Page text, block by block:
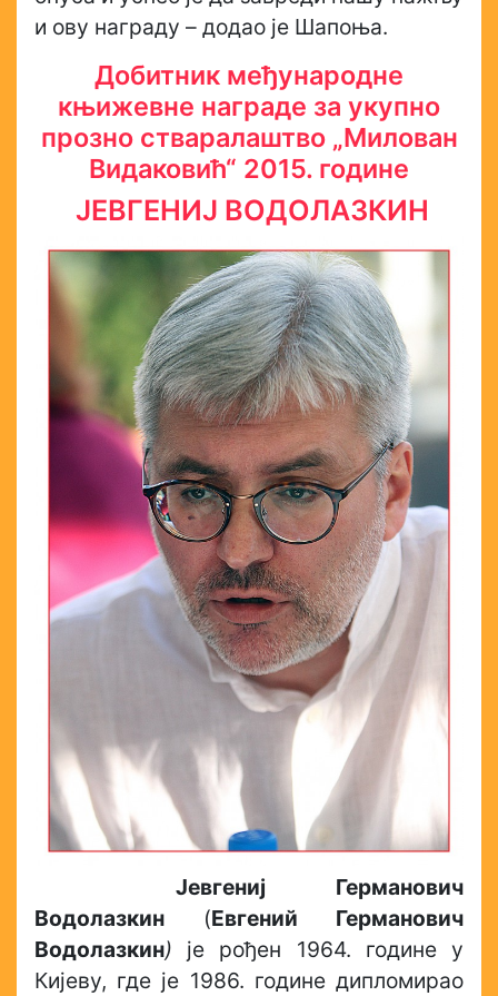
и ову награду – додао је Шапоња.
Добитник међународне
књижевне награде за укупно
прозно стваралаштво „Милован
Видаковић“ 2015. године
ЈЕВГЕНИЈ ВОДОЛАЗКИН
Јевгениј Германович
Водолазкин (Евгений Германович
Водолазкин) је рођен 1964. године у
Кијеву, где je 1986. године дипломирао